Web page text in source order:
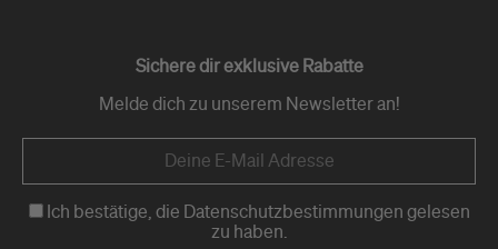
Sichere dir exklusive Rabatte
Melde dich zu unserem Newsletter an!
Ich bestätige, die Datenschutzbestimmungen gelesen
zu haben.